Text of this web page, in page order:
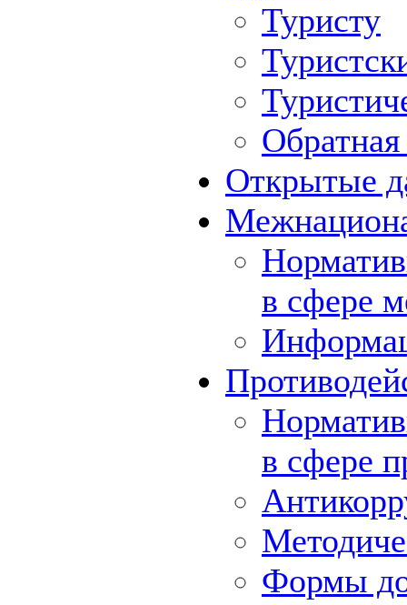
Туристу
Обратная
Открытые
в сфере
в сфере
Формы